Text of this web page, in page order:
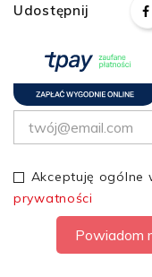
Udostępnij
Akceptuję ogólne
prywatności
Powiadom